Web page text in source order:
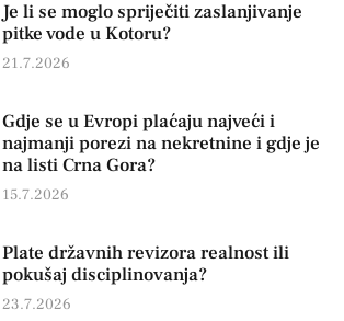
Je li se moglo spriječiti zaslanjivanje
pitke vode u Kotoru?
21.7.2026
Gdje se u Evropi plaćaju najveći i
najmanji porezi na nekretnine i gdje je
na listi Crna Gora?
15.7.2026
Plate državnih revizora realnost ili
pokušaj disciplinovanja?
23.7.2026